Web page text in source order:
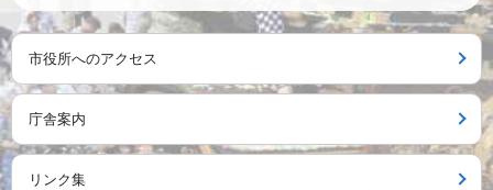
市役所へのアクセス
庁舎案内
リンク集